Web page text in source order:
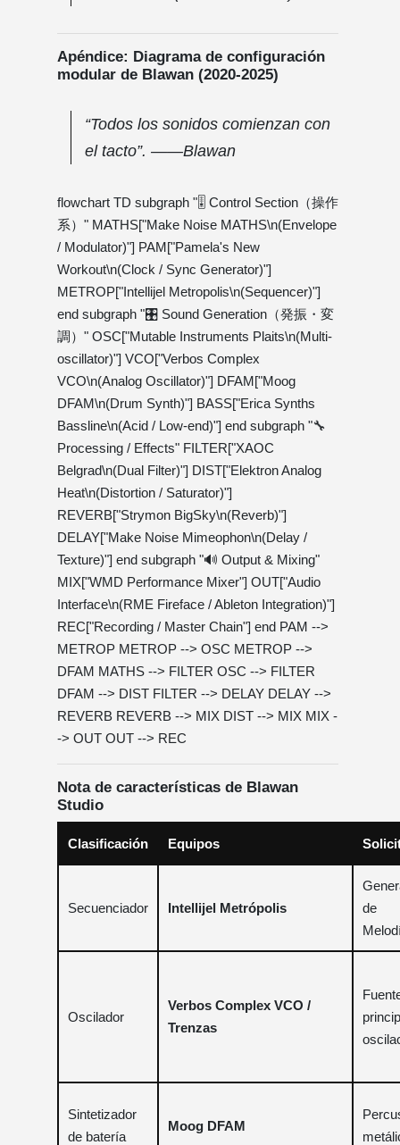
Apéndice: Diagrama de configuración
modular de Blawan (2020-2025)
“Todos los sonidos comienzan con
el tacto”. ——Blawan
flowchart TD subgraph "🎚️ Control Section（操作
系）" MATHS["Make Noise MATHS\n(Envelope
/ Modulator)"] PAM["Pamela's New
Workout\n(Clock / Sync Generator)"]
METROP["Intellijel Metropolis\n(Sequencer)"]
end subgraph "🎛️ Sound Generation（発振・変
調）" OSC["Mutable Instruments Plaits\n(Multi-
oscillator)"] VCO["Verbos Complex
VCO\n(Analog Oscillator)"] DFAM["Moog
DFAM\n(Drum Synth)"] BASS["Erica Synths
Bassline\n(Acid / Low-end)"] end subgraph "🔧
Processing / Effects" FILTER["XAOC
Belgrad\n(Dual Filter)"] DIST["Elektron Analog
Heat\n(Distortion / Saturator)"]
REVERB["Strymon BigSky\n(Reverb)"]
DELAY["Make Noise Mimeophon\n(Delay /
Texture)"] end subgraph "🔊 Output & Mixing"
MIX["WMD Performance Mixer"] OUT["Audio
Interface\n(RME Fireface / Ableton Integration)"]
REC["Recording / Master Chain"] end PAM -->
METROP METROP --> OSC METROP -->
DFAM MATHS --> FILTER OSC --> FILTER
DFAM --> DIST FILTER --> DELAY DELAY -->
REVERB REVERB --> MIX DIST --> MIX MIX -
-> OUT OUT --> REC
Nota de características de Blawan
Studio
Clasificación Equipos
Secuenciador Intellijel Metrópolis
de
Oscilador
Verbos Complex VCO /
Trenzas
Sintetizador
de batería
Moog DFAM